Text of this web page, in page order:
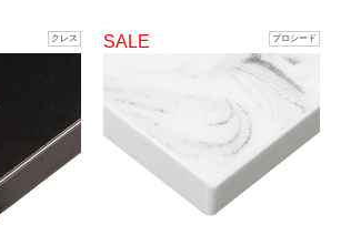
クレス SALE プロシード